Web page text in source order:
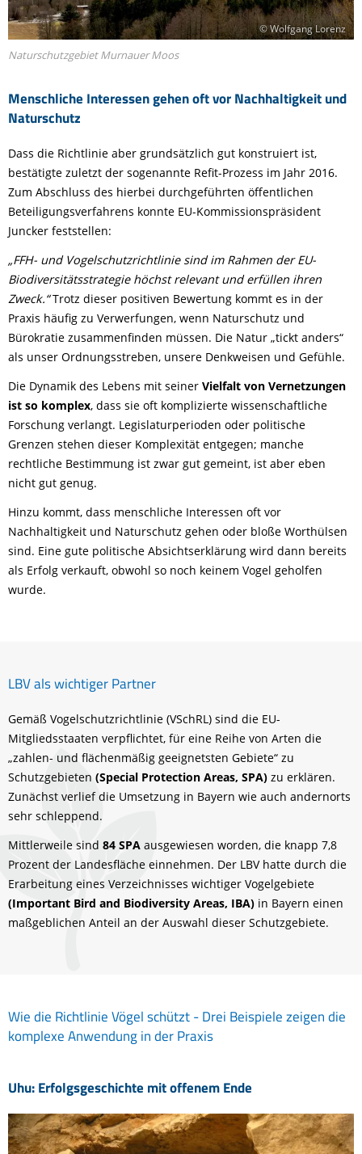
Menschliche Interessen gehen oft vor Nachhaltigkeit und
Naturschutz
© Wolfgang Lorenz
Naturschutzgebiet Murnauer Moos
Dass die Richtlinie aber grundsätzlich gut konstruiert ist,
bestätigte zuletzt der sogenannte Refit-Prozess im Jahr 2016.
Zum Abschluss des hierbei durchgeführten öffentlichen
Beteiligungsverfahrens konnte EU-Kommissionspräsident
Juncker feststellen:
„FFH- und Vogelschutzrichtlinie sind im Rahmen der EU-
Biodiversitätsstrategie höchst relevant und erfüllen ihren
Zweck.“Trotz dieser positiven Bewertung kommt es in der
Praxis häufig zu Verwerfungen, wenn Naturschutz und
Bürokratie zusammenfinden müssen. Die Natur „tickt anders“
als unser Ordnungsstreben, unsere Denkweisen und Gefühle.
Die Dynamik des Lebens mit seiner Vielfalt von Vernetzungen
ist so komplex, dass sie oft komplizierte wissenschaftliche
Forschung verlangt. Legislaturperioden oder politische
Grenzen stehen dieser Komplexität entgegen; manche
rechtliche Bestimmung ist zwar gut gemeint, ist aber eben
nicht gut genug.
Hinzu kommt, dass menschliche Interessen oft vor
Nachhaltigkeit und Naturschutz gehen oder bloße Worthülsen
sind. Eine gute politische Absichtserklärung wird dann bereits
als Erfolg verkauft, obwohl so noch keinem Vogel geholfen
wurde.
LBV als wichtiger Partner
Gemäß Vogelschutzrichtlinie (VSchRL) sind die EU-
Mitgliedsstaaten verpflichtet, für eine Reihe von Arten die
„zahlen- und flächenmäßig geeignetsten Gebiete“ zu
Schutzgebieten (Special Protection Areas, SPA) zu erklären.
Zunächst verlief die Umsetzung in Bayern wie auch andernorts
sehr schleppend.
Mittlerweile sind 84 SPA ausgewiesen worden, die knapp 7,8
Prozent der Landesfläche einnehmen. Der LBV hatte durch die
Erarbeitung eines Verzeichnisses wichtiger Vogelgebiete
(Important Bird and Biodiversity Areas, IBA) in Bayern einen
maßgeblichen Anteil an der Auswahl dieser Schutzgebiete.
Wie die Richtlinie Vögel schützt - Drei Beispiele zeigen die
komplexe Anwendung in der Praxis
Uhu: Erfolgsgeschichte mit offenem Ende